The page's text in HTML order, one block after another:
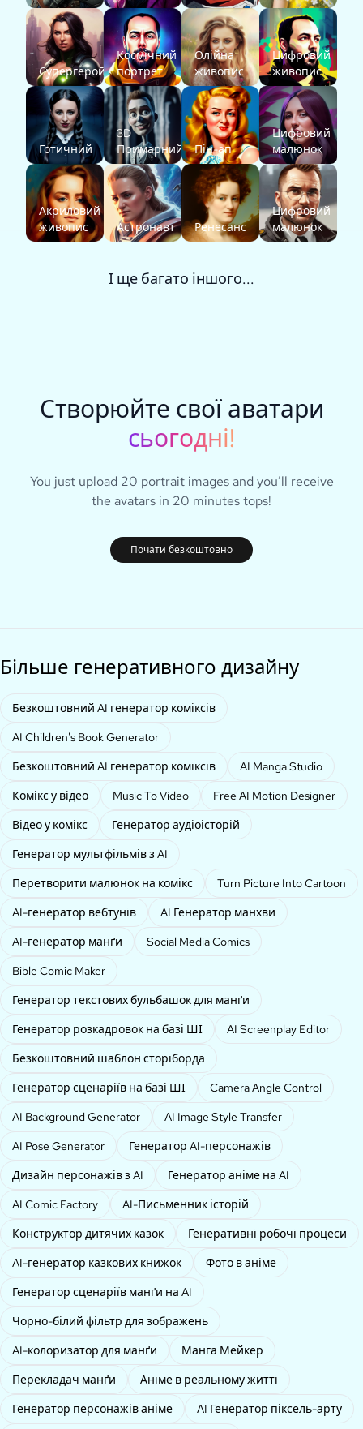
Супергерой
Космічний
портрет
Олійна
живопис
Цифровий
живопис
Готичний
3D
Примарний
Пін-ап
Цифровий
малюнок
Акриловий
живопис
Астронавт Ренесанс
Цифровий
малюнок
І ще багато іншого...
Створюйте свої аватари
сьогодні!
You just upload 20 portrait images and you’ll receive
the avatars in 20 minutes tops!
Почати безкоштовно
Більше генеративного дизайну
Безкоштовний AI генератор коміксів
AI Children's Book Generator
Безкоштовний AI генератор коміксів
AI Manga Studio
Комікс у відео
Music To Video
Free AI Motion Designer
Відео у комікс
Генератор аудіоісторій
Генератор мультфільмів з AI
Перетворити малюнок на комікс
Turn Picture Into Cartoon
AI-генератор вебтунів
AI Генератор манхви
AI-генератор манґи
Social Media Comics
Bible Comic Maker
Генератор текстових бульбашок для манґи
Генератор розкадровок на базі ШІ
AI Screenplay Editor
Безкоштовний шаблон сторіборда
Генератор сценаріїв на базі ШІ
Camera Angle Control
AI Background Generator
AI Image Style Transfer
AI Pose Generator
Генератор AI-персонажів
Дизайн персонажів з AI
Генератор аніме на AI
AI Comic Factory
AI-Письменник історій
Конструктор дитячих казок
Генеративні робочі процеси
AI-генератор казкових книжок
Фото в аніме
Генератор сценаріїв манґи на AI
Чорно-білий фільтр для зображень
AI-колоризатор для манґи
Манга Мейкер
Перекладач манґи
Аніме в реальному житті
Генератор персонажів аніме
AI Генератор піксель-арту